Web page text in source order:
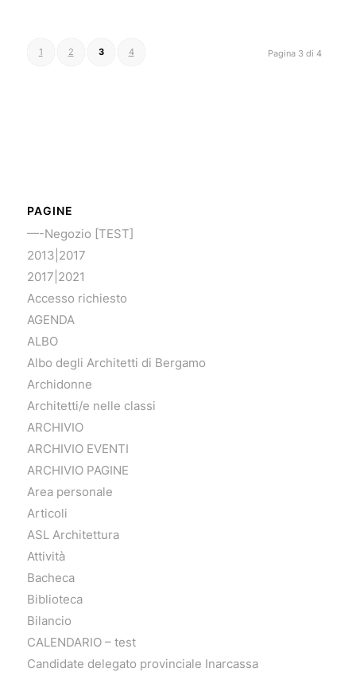
Pagina 3 di 4
1 2 3 4
PAGINE
—-Negozio [TEST]
2013|2017
2017|2021
Accesso richiesto
AGENDA
ALBO
Albo degli Architetti di Bergamo
Archidonne
Architetti/e nelle classi
ARCHIVIO
ARCHIVIO EVENTI
ARCHIVIO PAGINE
Area personale
Articoli
ASL Architettura
Attività
Bacheca
Biblioteca
Bilancio
CALENDARIO – test
Candidate delegato provinciale Inarcassa